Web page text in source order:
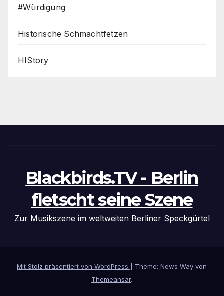
#Würdigung
Historische Schmachtfetzen
HIStory
Blackbirds.TV - Berlin
fletscht seine Szene
Zur Musikszene im weltweiten Berliner Speckgürtel
Mit Stolz präsentiert von WordPress
Theme: News Way von
Themeansar.